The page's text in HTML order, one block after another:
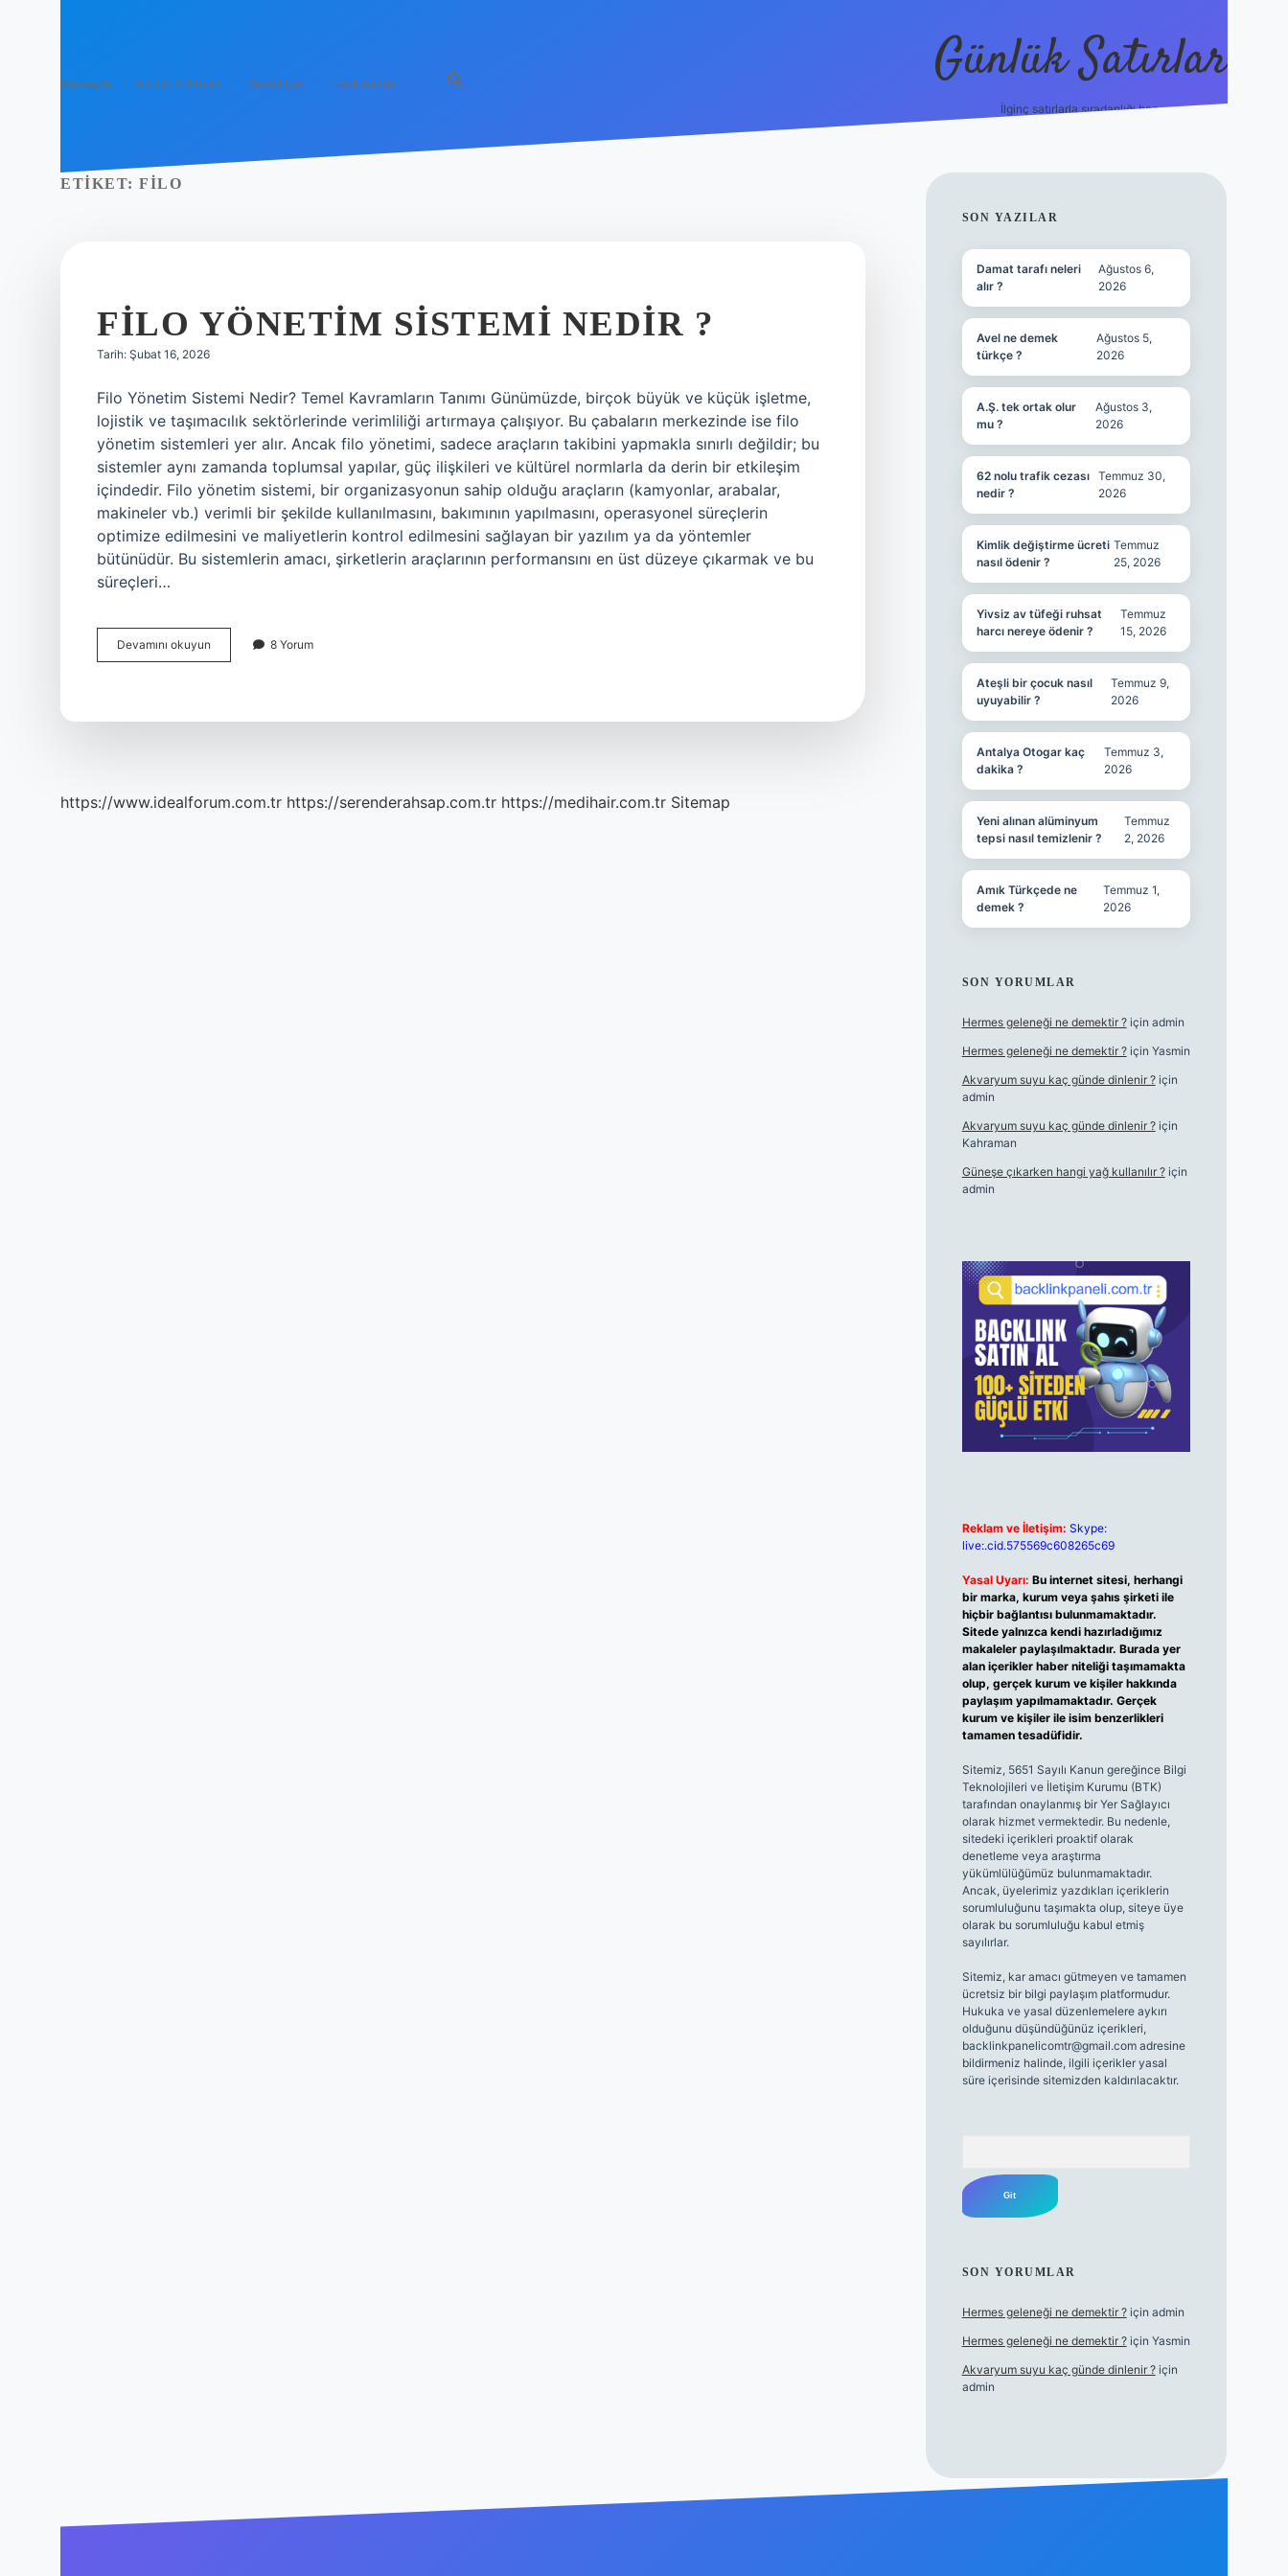
Anasayfa Gizlilik Politikası Yasal Uyarı Hakkımızda Günlük Satırlar
İlginç satırlarla sıradanlığı boz.
ETIKET: FILO
FILO YÖNETIM SISTEMI NEDIR ?
Tarih: Şubat 16, 2026
Filo Yönetim Sistemi Nedir? Temel Kavramların Tanımı Günümüzde, birçok büyük ve küçük işletme,
lojistik ve taşımacılık sektörlerinde verimliliği artırmaya çalışıyor. Bu çabaların merkezinde ise filo
yönetim sistemleri yer alır. Ancak filo yönetimi, sadece araçların takibini yapmakla sınırlı değildir; bu
sistemler aynı zamanda toplumsal yapılar, güç ilişkileri ve kültürel normlarla da derin bir etkileşim
içindedir. Filo yönetim sistemi, bir organizasyonun sahip olduğu araçların (kamyonlar, arabalar,
makineler vb.) verimli bir şekilde kullanılmasını, bakımının yapılmasını, operasyonel süreçlerin
optimize edilmesini ve maliyetlerin kontrol edilmesini sağlayan bir yazılım ya da yöntemler
bütünüdür. Bu sistemlerin amacı, şirketlerin araçlarının performansını en üst düzeye çıkarmak ve bu
süreçleri…
Devamını okuyun
yönetim
8 Yorum
https://www.idealforum.com.tr https://serenderahsap.com.tr https://medihair.com.tr Sitemap
SIDEBAR
SON YAZILAR
Damat tarafı neleri
alır ?
Ağustos 6,
2026
Avel ne demek
türkçe ?
Ağustos 5,
2026
A.Ş. tek ortak olur
mu ?
Ağustos 3,
2026
62 nolu trafik cezası
nedir ?
Temmuz 30,
2026
Kimlik değiştirme ücreti
nasıl ödenir ?
Temmuz
25, 2026
Yivsiz av tüfeği ruhsat
harcı nereye ödenir ?
Temmuz
15, 2026
Ateşli bir çocuk nasıl
uyuyabilir ?
Temmuz 9,
2026
Antalya Otogar kaç
dakika ?
Temmuz 3,
2026
Yeni alınan alüminyum
tepsi nasıl temizlenir ?
Temmuz
2, 2026
Amık Türkçede ne
demek ?
Temmuz 1,
2026
SON YORUMLAR
Hermes geleneği ne demektir ?için admin
Hermes geleneği ne demektir ?için Yasmin
Akvaryum suyu kaç günde dinlenir ?için
admin
Akvaryum suyu kaç günde dinlenir ?için
Kahraman
Güneşe çıkarken hangi yağ kullanılır ?için
admin
Reklam ve İletişim: Skype:
live:.cid.575569c608265c69
Yasal Uyarı: Bu internet sitesi, herhangi
bir marka, kurum veya şahıs şirketi ile
hiçbir bağlantısı bulunmamaktadır.
Sitede yalnızca kendi hazırladığımız
makaleler paylaşılmaktadır. Burada yer
alan içerikler haber niteliği taşımamakta
olup, gerçek kurum ve kişiler hakkında
paylaşım yapılmamaktadır. Gerçek
kurum ve kişiler ile isim benzerlikleri
tamamen tesadüfidir.
Sitemiz, 5651 Sayılı Kanun gereğince Bilgi
Teknolojileri ve İletişim Kurumu (BTK)
tarafından onaylanmış bir Yer Sağlayıcı
olarak hizmet vermektedir. Bu nedenle,
sitedeki içerikleri proaktif olarak
denetleme veya araştırma
yükümlülüğümüz bulunmamaktadır.
Ancak, üyelerimiz yazdıkları içeriklerin
sorumluluğunu taşımakta olup, siteye üye
olarak bu sorumluluğu kabul etmiş
sayılırlar.
Sitemiz, kar amacı gütmeyen ve tamamen
ücretsiz bir bilgi paylaşım platformudur.
Hukuka ve yasal düzenlemelere aykırı
olduğunu düşündüğünüz içerikleri,
backlinkpanelicomtr@gmail.comadresine
bildirmeniz halinde, ilgili içerikler yasal
süre içerisinde sitemizden kaldırılacaktır.
SON YORUMLAR
Hermes geleneği ne demektir ?için admin
Hermes geleneği ne demektir ?için Yasmin
Akvaryum suyu kaç günde dinlenir ?için
admin
vdcasino